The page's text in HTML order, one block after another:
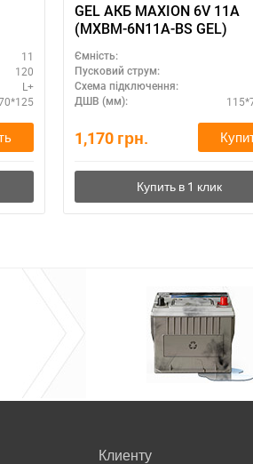
11
120
L+
GEL АКБ MAXION 6V 11A
(MXBM-6N11A-BS GEL)
Ємність:
Пусковий струм:
Схема підключення:
ДШВ (мм):
1,170 грн.
Клиенту